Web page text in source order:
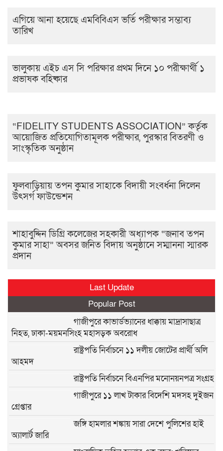
এগিয়ে আনা হয়েছে এমবিবিএস ভর্তি পরীক্ষার সম্ভাব্য
তারিখ
ভালুকায় এইচ এস সি পরিক্ষার প্রথম দিনে ১০ পরীক্ষার্থী ১
প্রভাষক বহিষ্কার
“FIDELITY STUDENTS ASSOCIATION” কর্তৃক
আয়োজিত প্রতিযোগিতামূলক পরীক্ষার, পুরস্কার বিতরণী ও
সাংস্কৃতিক অনুষ্ঠান
ফুলবাড়িয়ায় তপন কুমার সাহাকে বিদায়ী সংবর্ধনা দিলেন
উৎসর্গ ফাউন্ডেশন
শাহাবুদ্দিন ডিগ্রি কলেজের সহকারী অধ্যাপক “জনাব তপন
কুমার সাহা” অবসর জনিত বিদায় অনুষ্ঠানে সম্মাননা স্মারক
প্রদান
Last Update
Popular Post
গাজীপুরে কাভার্ডভ্যানের ধাক্কায় মাদ্রাসাছাত্র
নিহত, ঢাকা-ময়মনসিংহ মহাসড়ক অবরোধ
রাষ্ট্রপতি নির্বাচনে ১১ দলীয় জোটের প্রার্থী অলি
আহমদ
রাষ্ট্রপতি নির্বাচনে বিএনপির মনোনয়নপত্র সংগ্রহ
গাজীপুরে ১১ লাখ টাকার বিদেশি মদসহ দুইজন
গ্রেপ্তার
জঙ্গি হামলার শঙ্কায় সারা দেশে পুলিশের হাই
অ্যালার্ট জারি